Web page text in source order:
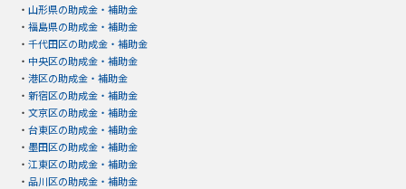
・ 山形県の助成金・補助金
・ 福島県の助成金・補助金
・ 千代田区の助成金・補助金
・ 中央区の助成金・補助金
・ 港区の助成金・補助金
・ 新宿区の助成金・補助金
・ 文京区の助成金・補助金
・ 台東区の助成金・補助金
・ 墨田区の助成金・補助金
・ 江東区の助成金・補助金
・ 品川区の助成金・補助金